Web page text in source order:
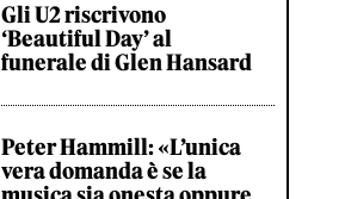
Gli U2 riscrivono
‘Beautiful Day’ al
funerale di Glen Hansard
Peter Hammill: «L’unica
vera domanda è se la